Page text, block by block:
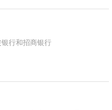
行和招商银行